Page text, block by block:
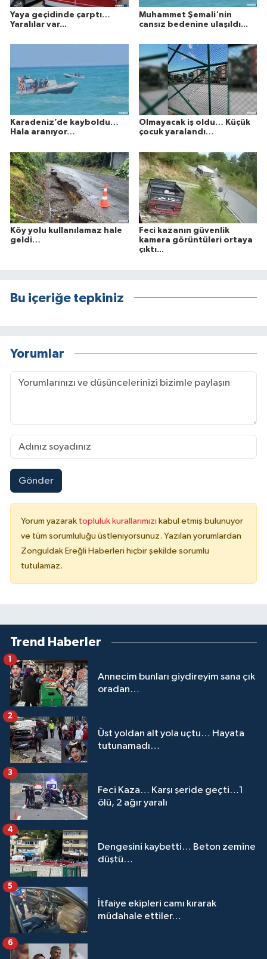
Yaya geçidinde çarptı…
Yaralılar var...
Muhammet Şemali'nin
cansız bedenine ulaşıldı...
Karadeniz’de kayboldu…
Hala aranıyor…
Olmayacak iş oldu… Küçük
çocuk yaralandı…
Köy yolu kullanılamaz hale
geldi…
Feci kazanın güvenlik
kamera görüntüleri ortaya
çıktı...
Bu içeriğe tepkiniz
Yorumlar
Gönder
Yorum yazarak topluluk kurallarımızı kabul etmiş bulunuyor
ve tüm sorumluluğu üstleniyorsunuz. Yazılan yorumlardan
Zonguldak Ereğli Haberleri hiçbir şekilde sorumlu
tutulamaz.
Trend Haberler
Annecim bunları giydireyim sana çık
oradan…
1
Üst yoldan alt yola uçtu… Hayata
tutunamadı…
2
Feci Kaza… Karşı şeride geçti…1
ölü, 2 ağır yaralı
3
Dengesini kaybetti… Beton zemine
düştü…
4
İtfaiye ekipleri camı kırarak
müdahale ettiler…
5
6